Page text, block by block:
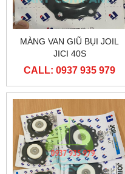
MÀNG VAN GIŨ BỤI JOIL
JICI 40S
CALL: 0937 935 979